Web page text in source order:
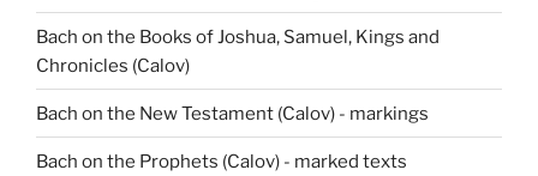
Bach on the Books of Joshua, Samuel, Kings and
Chronicles (Calov)
Bach on the New Testament (Calov) - markings
Bach on the Prophets (Calov) - marked texts